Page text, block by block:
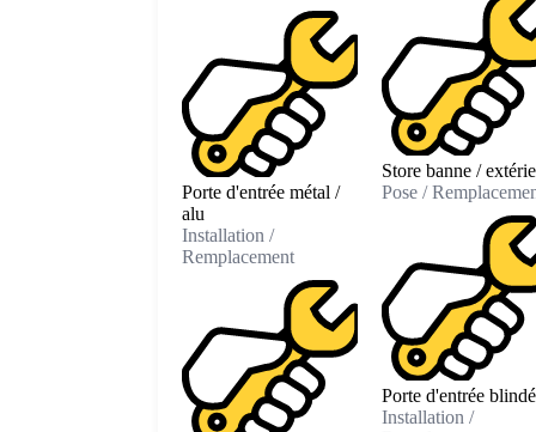
Porte d'entrée métal /
alu
Installation /
Remplacement
Store banne /
Pose /
Porte d'entrée
Installation /